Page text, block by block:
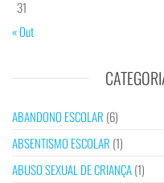
31
« Out
ABANDONO ESCOLAR (6)
ABSENTISMO ESCOLAR (1)
ABUSO SEXUAL DE CRIANÇA(1)